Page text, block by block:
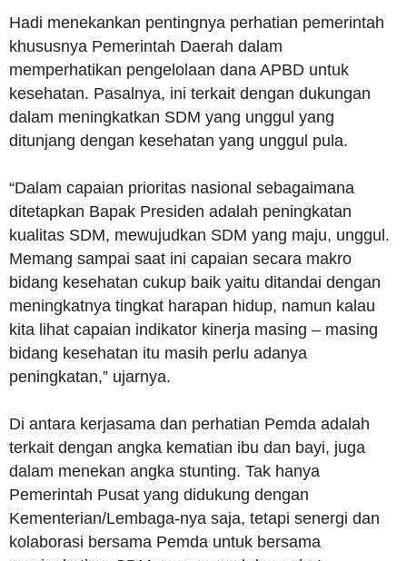
Hadi menekankan pentingnya perhatian pemerintah
khususnya Pemerintah Daerah dalam
memperhatikan pengelolaan dana APBD untuk
kesehatan. Pasalnya, ini terkait dengan dukungan
dalam meningkatkan SDM yang unggul yang
ditunjang dengan kesehatan yang unggul pula.
“Dalam capaian prioritas nasional sebagaimana
ditetapkan Bapak Presiden adalah peningkatan
kualitas SDM, mewujudkan SDM yang maju, unggul.
Memang sampai saat ini capaian secara makro
bidang kesehatan cukup baik yaitu ditandai dengan
meningkatnya tingkat harapan hidup, namun kalau
kita lihat capaian indikator kinerja masing – masing
bidang kesehatan itu masih perlu adanya
peningkatan,” ujarnya.
Di antara kerjasama dan perhatian Pemda adalah
terkait dengan angka kematian ibu dan bayi, juga
dalam menekan angka stunting. Tak hanya
Pemerintah Pusat yang didukung dengan
Kementerian/Lembaga-nya saja, tetapi senergi dan
kolaborasi bersama Pemda untuk bersama